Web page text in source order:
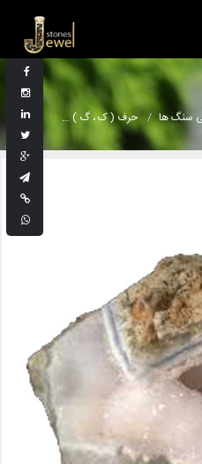
سنگ ها حرف ( ک ، گ ) کالسدونی